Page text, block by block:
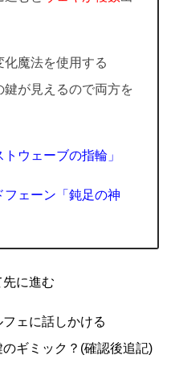
化魔法を使用する
が見えるので両方を
ウェーブの指輪」
フェーン「鈍足の神
先に進む
ェに話しかける
ギミック？(確認後追記)